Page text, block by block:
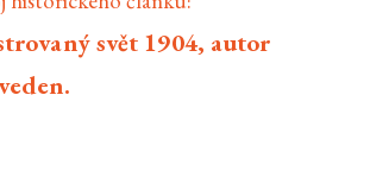
svět 1904, autor